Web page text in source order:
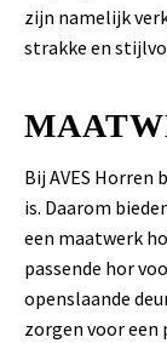
zijn namelijk
strakke en
Bij AVES Horren
is. Daarom
een maatwerk
passende hor
openslaande
zorgen voor een